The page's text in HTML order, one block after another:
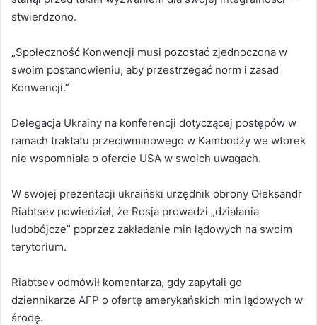
stwierdzono.
„Społeczność Konwencji musi pozostać zjednoczona w
swoim postanowieniu, aby przestrzegać norm i zasad
Konwencji.”
Delegacja Ukrainy na konferencji dotyczącej postępów w
ramach traktatu przeciwminowego w Kambodży we wtorek
nie wspomniała o ofercie USA w swoich uwagach.
W swojej prezentacji ukraiński urzędnik obrony Ołeksandr
Riabtsev powiedział, że Rosja prowadzi „działania
ludobójcze” poprzez zakładanie min lądowych na swoim
terytorium.
Riabtsev odmówił komentarza, gdy zapytali go
dziennikarze AFP o ofertę amerykańskich min lądowych w
środę.